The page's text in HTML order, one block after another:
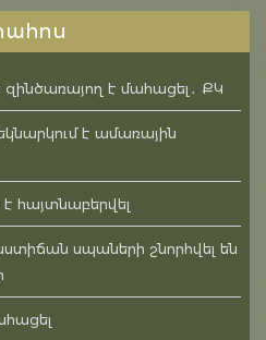
է մահացել․ ՔԿ
է ամառային
հայտնաբերվել
սպաների շնորհվել են